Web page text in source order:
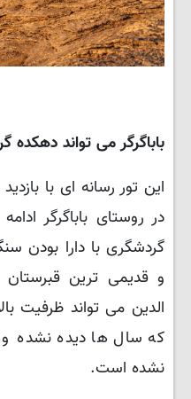
باباگرگر می تواند
این تور رسانه ای با
در روستای باباگرگر
گردشگری با دارا بودن
و قدیمی ترین قبرستان
الدین می تواند ظرفیت
که سال ها دیده نشده و
نشده است.